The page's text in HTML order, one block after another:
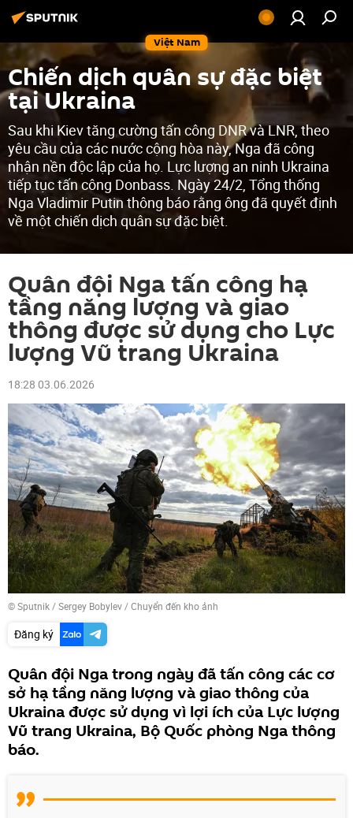
Việt Nam
Chiến dịch quân sự đặc biệt
tại Ukraina
Sau khi Kiev tăng cường tấn công DNR và LNR, theo
yêu cầu của các nước cộng hòa này, Nga đã công
nhận nền độc lập của họ. Lực lượng an ninh Ukraina
tiếp tục tấn công Donbass. Ngày 24/2, Tổng thống
Nga Vladimir Putin thông báo rằng ông đã quyết định
về một chiến dịch quân sự đặc biệt.
Quân đội Nga tấn công hạ
tầng năng lượng và giao
thông được sử dụng cho Lực
lượng Vũ trang Ukraina
18:28 03.06.2026
© Sputnik / Sergey Bobylev/Chuyển đến kho ảnh
Đăng ký
Quân đội Nga trong ngày đã tấn công các cơ
sở hạ tầng năng lượng và giao thông của
Ukraina được sử dụng vì lợi ích của Lực lượng
Vũ trang Ukraina, Bộ Quốc phòng Nga thông
báo.